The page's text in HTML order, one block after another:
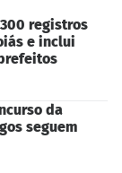
registros
e inclui
da
seguem